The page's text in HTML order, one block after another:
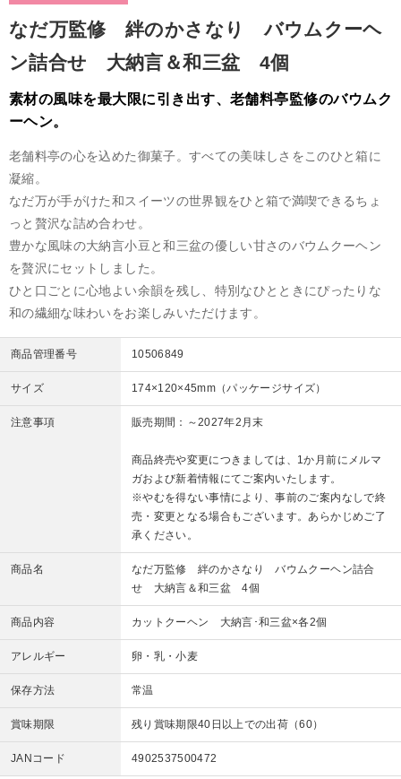
なだ万監修 絆のかさなり バウムクーヘ
ン詰合せ 大納言＆和三盆 4個
素材の風味を最大限に引き出す、老舗料亭監修のバウムク
ーヘン。
老舗料亭の心を込めた御菓子。すべての美味しさをこのひと箱に
凝縮。
なだ万が手がけた和スイーツの世界観をひと箱で満喫できるちょ
っと贅沢な詰め合わせ。
豊かな風味の大納言小豆と和三盆の優しい甘さのバウムクーヘン
を贅沢にセットしました。
ひと口ごとに心地よい余韻を残し、特別なひとときにぴったりな
和の繊細な味わいをお楽しみいただけます。
商品管理番号 10506849
サイズ 174×120×45mm（パッケージサイズ）
注意事項 販売期間：～2027年2月末
商品終売や変更につきましては、1か月前にメルマ
ガおよび新着情報にてご案内いたします。
※やむを得ない事情により、事前のご案内なしで終
売・変更となる場合もございます。あらかじめご了
承ください。
商品名
なだ万監修 絆のかさなり バウムクーヘン詰合
せ 大納言＆和三盆 4個
商品内容 カットクーヘン 大納言･和三盆×各2個
アレルギー 卵・乳・小麦
保存方法 常温
賞味期限 残り賞味期限40日以上での出荷（60）
JANコード 4902537500472